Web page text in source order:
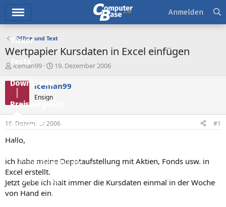
Ticker
Tests
Downloads
Preisvergleich
Forum
Aktuelles
Empfohlene Inhalte
Neue Beiträge
Neueste Aktivitäten
Anmelden
Office und Text
Wertpapier Kursdaten in Excel einfügen
E
s
e
e
r
iceman99
E
s
l
t
19. Dezember 2006
I iceman99
Ensign
19. Dezember 2006 #1
Hallo,
ich habe meine Depotaufstellung mit Aktien, Fonds usw. in
Excel erstellt.
Jetzt gebe ich halt immer die Kursdaten einmal in der Woche
von Hand ein.